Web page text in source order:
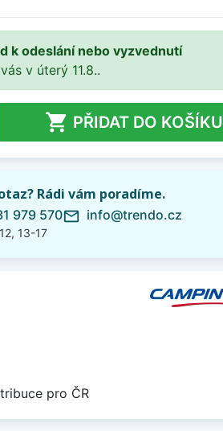
k odeslání nebo vyzvednutí
v úterý 11.8..
 PŘIDAT DO KOŠÍKU
Rádi vám poradíme.
979 570
13-17
mail_outline info@trendo.cz
pro ČR